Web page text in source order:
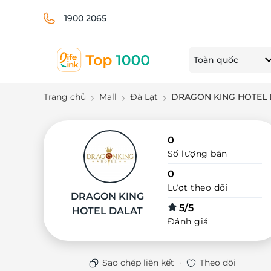
1900 2065
Toàn quốc
Trang chủ Mall Đà Lạt DRAGON KING HOTEL
DRAGON KING
HOTEL DALAT
0
Số lượng bán
0
Lượt theo dõi
5/5
Đánh giá
Sao chép liên kết · Theo dõi